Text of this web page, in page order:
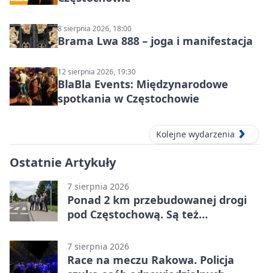
8 sierpnia 2026, 18:00
Brama Lwa 888 – joga i manifestacja
12 sierpnia 2026, 19:30
BlaBla Events: Międzynarodowe
spotkania w Częstochowie
Kolejne wydarzenia
Ostatnie Artykuły
7 sierpnia 2026
Ponad 2 km przebudowanej drogi
pod Częstochową. Są też
7 sierpnia 2026
Race na meczu Rakowa. Policja